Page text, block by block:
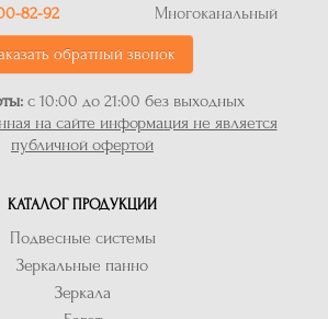
82-92 Многоканальный
обратный звонок
с 10:00 до 21:00 без выходных
на сайте информация не является
публичной офертой
КАТАЛОГ ПРОДУКЦИИ
Подвесные системы
Зеркальные панно
Зеркала